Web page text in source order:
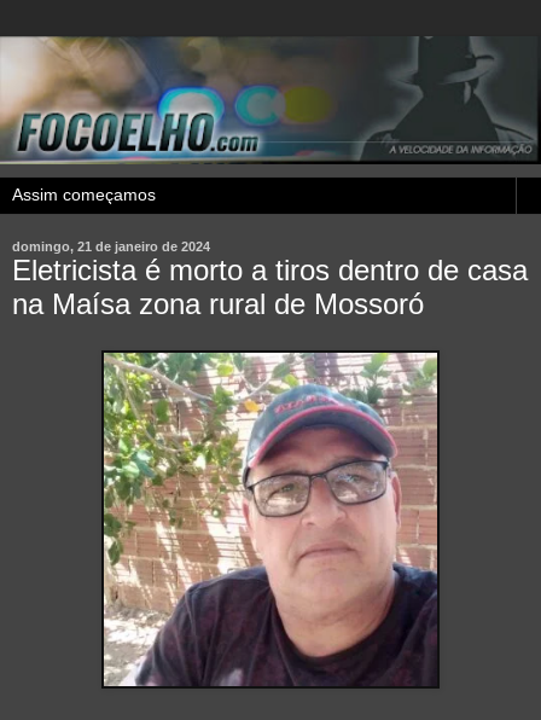
domingo, 21 de janeiro de 2024
Eletricista é morto a tiros dentro de casa
na Maísa zona rural de Mossoró